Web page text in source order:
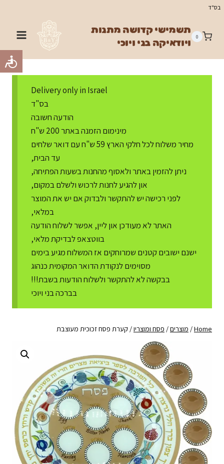
Skip
content
בס"ד
0
תשמישי קדושה מתנות
ויודאיקה בני ויוכי
Delivery only in Israel
בס"ד
הודעה חשובה
מינימום הזמנה באתר 200 ש"ח
מחיר משלוח לכל חלקי הארץ 59 ש"ח עם דואר שלחים
עד הבית,
ניתן להזמין באתר ולאסוף מהחנות בשעות הפתיחה,
און להגיע לחנות לרכוש ולשלם במקום,
לפני רכישה יש להתקשר ולבדוק אם יש את המוצר
במלאי,
האתר לא מעודכן און ליין, אפשר לשלוח הודעה
בווטצאפ לבדיקת מלאי,
ישנם ישובים קטנים שמרוחקים אז המשלוח מגיע בימים
מסוימים לנקודת הדואר המקומית כנהוג
בבקשה לא להתקשר ולשלוח הודעות בשבת!!!
בברכה בני ויוכי
Home
/ מוצרים/ פסח ומוצריו/ קערת פסח זכוכית מעוצבת